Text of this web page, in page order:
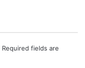
Required fields are